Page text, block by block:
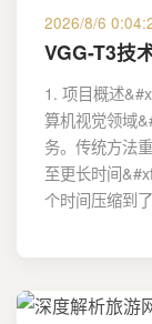
2026/8/6
VGG-T3技
1. 项目概述
算机视觉领域
务。传统方法
至更长时间
个时间压缩到